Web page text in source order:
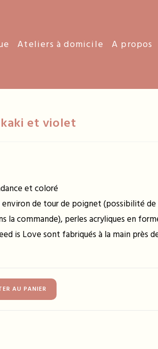
Ateliers à domicile A propos
et violet
et coloré
de tour de poignet (possibilité de
la commande), perles acryliques en
is Love sont fabriqués à la main près
AU PANIER